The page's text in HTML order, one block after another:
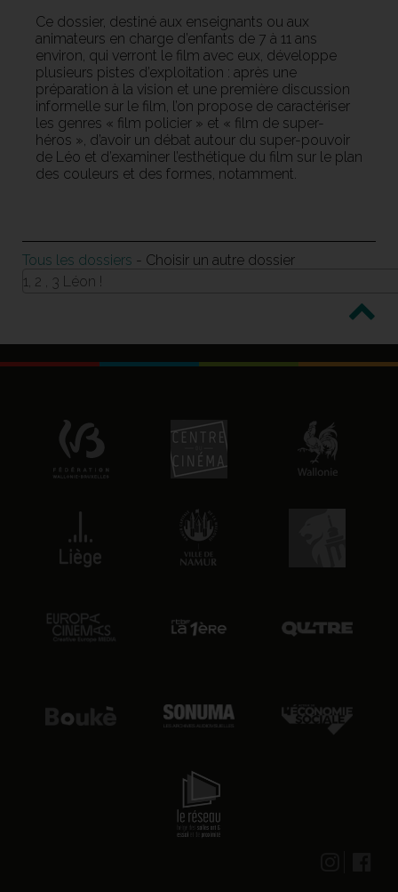
Ce dossier, destiné aux enseignants ou aux
animateurs en charge d’enfants de 7 à 11 ans
environ, qui verront le film avec eux, développe
plusieurs pistes d’exploitation : après une
préparation à la vision et une première discussion
informelle sur le film, l’on propose de caractériser
les genres « film policier » et « film de super-
héros », d’avoir un débat autour du super-pouvoir
de Léo et d’examiner l’esthétique du film sur le plan
des couleurs et des formes, notamment.
Tous les dossiers - Choisir un autre dossier
1, 2 , 3 Léon !